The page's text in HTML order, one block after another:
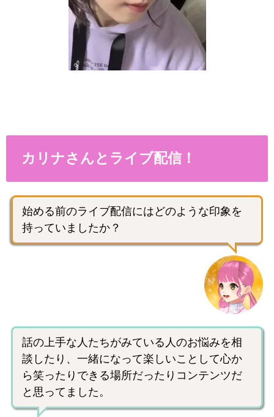
カリナさんとライブ配信！
始める前のライブ配信にはどのような印象を
持っていましたか？
話の上手な人たちがみている人のお悩みを相
談したり、一緒になって楽しいことして心か
ら笑ったりできる場所だったりコンテンツだ
と思ってました。